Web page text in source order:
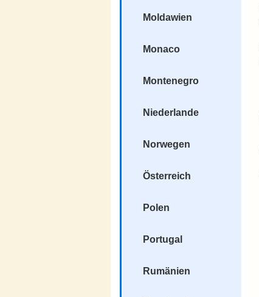
Moldawien
Monaco
Montenegro
Niederlande
Norwegen
Österreich
Polen
Portugal
Rumänien